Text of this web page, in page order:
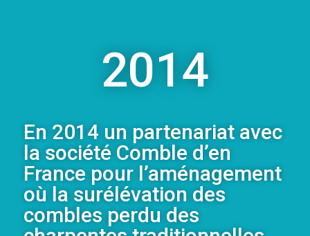
2014
En 2014 un partenariat avec
la société Comble d’en
France pour l’aménagement
où la surélévation des
combles perdu des